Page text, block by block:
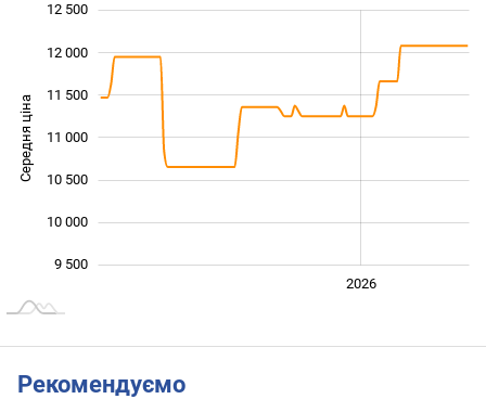
Середня ціна 10 000
9 500
10 000
10 500
11 000
11 500
12 000
12 500
2026
Рекомендуємо